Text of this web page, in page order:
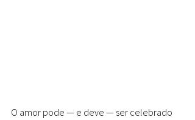
O amor pode — e deve — ser celebrado